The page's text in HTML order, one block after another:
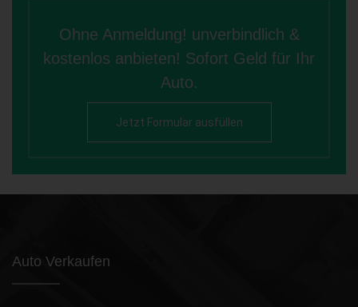
Ohne Anmeldung! unverbindlich &
kostenlos anbieten! Sofort Geld für Ihr
Auto.
Jetzt Formular ausfüllen
Auto Verkaufen